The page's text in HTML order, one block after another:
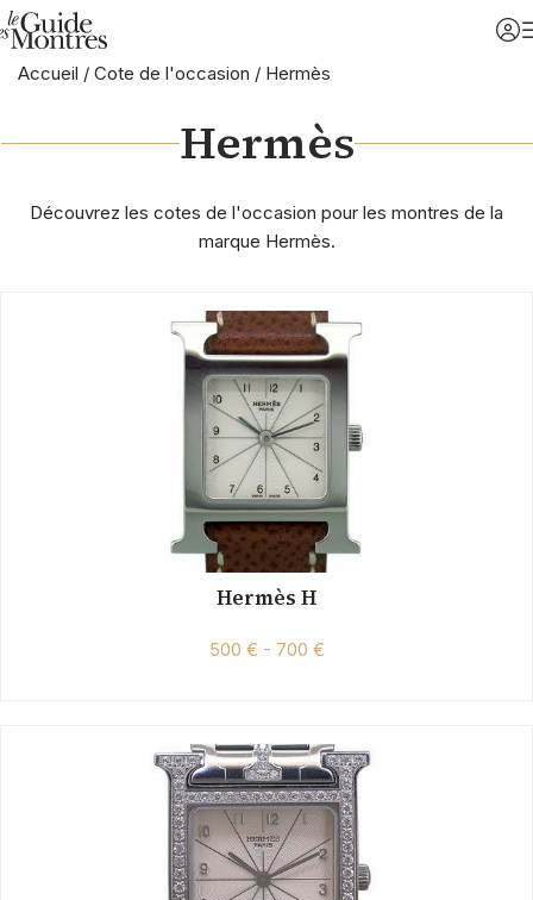
Accueil / Cote de l'occasion / Hermès
Hermès
Découvrez les cotes de l'occasion pour les montres de la
marque Hermès.
Hermès H
500 € - 700 €